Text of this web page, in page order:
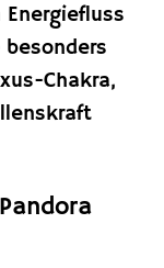
Chakra,